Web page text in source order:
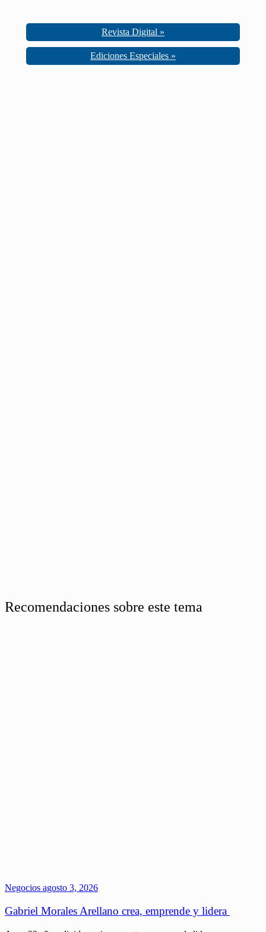
Revista Digital »
Ediciones Especiales »
Recomendaciones sobre este tema
Negocios agosto 3, 2026
Gabriel Morales Arellano crea, emprende y lidera